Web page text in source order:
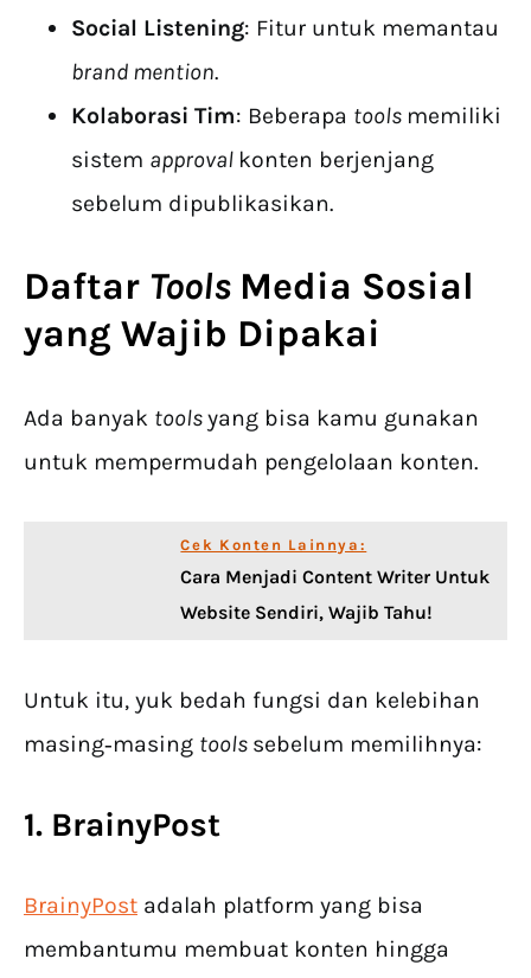
Social Listening: Fitur untuk memantau
brand mention.
Kolaborasi Tim: Beberapa tools memiliki
sistem approval konten berjenjang
sebelum dipublikasikan.
Daftar Tools Media Sosial
yang Wajib Dipakai
Ada banyak toolsyang bisa kamu gunakan
untuk mempermudah pengelolaan konten.
Cek Konten Lainnya:
Cara Menjadi Content Writer Untuk
Website Sendiri, Wajib Tahu!
Untuk itu, yuk bedah fungsi dan kelebihan
masing‑masing tools sebelum memilihnya:
1. BrainyPost
BrainyPost adalah platform yang bisa
membantumu membuat konten hingga